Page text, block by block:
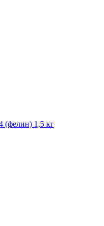
(фелин) 1,5 кг